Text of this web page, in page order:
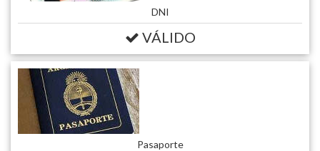
DNI
VÁLIDO
Pasaporte